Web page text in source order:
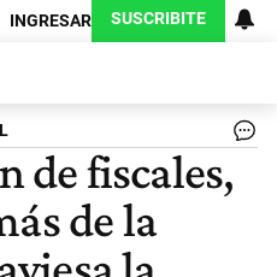
INGRESAR SUSCRIBITE
de fiscales,
de la